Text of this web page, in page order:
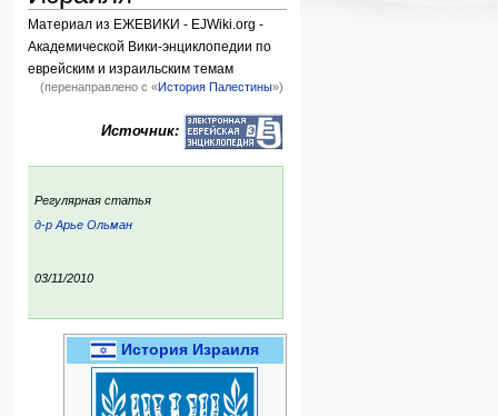
Материал из ЕЖЕВИКИ - EJWiki.org -
Академической Вики-энциклопедии по
еврейским и израильским темам
(перенаправлено с «История Палестины»)
Источник:
Регулярная статья
д-р Арье Ольман
03/11/2010
История Израиля